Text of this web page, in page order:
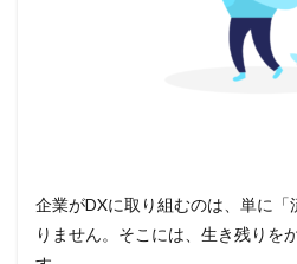
企業がDXに取り組むのは、単に
りません。そこには、生き残りを